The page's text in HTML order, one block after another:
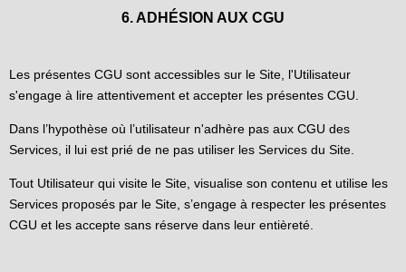
6. ADHÉSION AUX CGU
Les présentes CGU sont accessibles sur le Site, l'Utilisateur
s'engage à lire attentivement et accepter les présentes CGU.
Dans l’hypothèse où l’utilisateur n'adhère pas aux CGU des
Services, il lui est prié de ne pas utiliser les Services du Site.
Tout Utilisateur qui visite le Site, visualise son contenu et utilise les
Services proposés par le Site, s’engage à respecter les présentes
CGU et les accepte sans réserve dans leur entièreté.